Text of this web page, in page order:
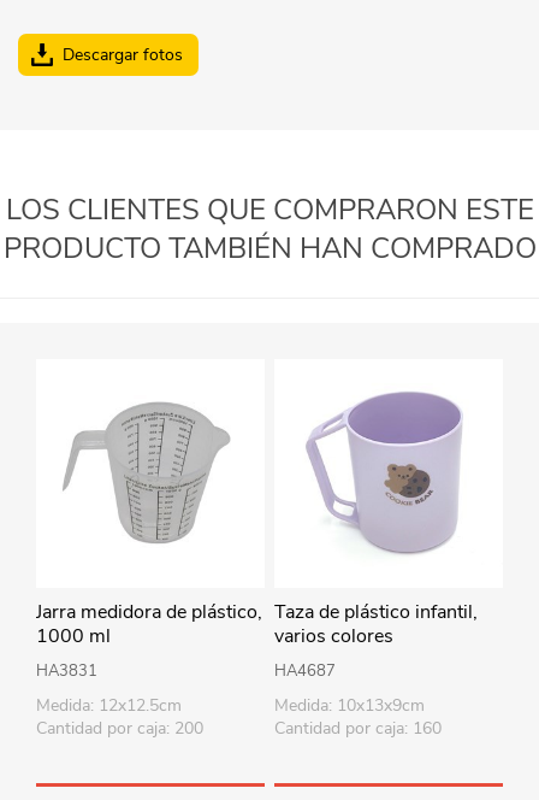
Descargar fotos
LOS CLIENTES QUE COMPRARON ESTE
PRODUCTO TAMBIÉN HAN COMPRADO
Jarra medidora de plástico,
1000 ml
HA3831
Medida: 12x12.5cm
Cantidad por caja: 200
Taza de plástico infantil,
varios colores
HA4687
Medida: 10x13x9cm
Cantidad por caja: 160